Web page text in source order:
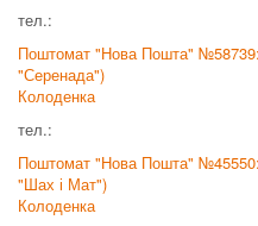
тел.:
Поштомат "Нова Пошта"
"Серенада")
Колоденка
тел.:
Поштомат "Нова Пошта"
"Шах і Мат")
Колоденка